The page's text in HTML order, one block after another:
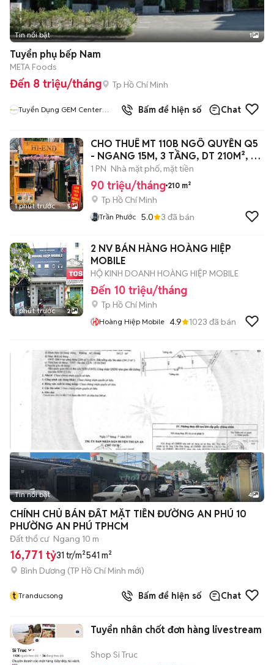
Tin nổi bật 1
Tuyển phụ bếp Nam
META Foods
Đến 8 triệu/tháng Tp Hồ Chí Minh
Tuyển Dụng GEM Center
Bấm để hiện số Chat
1 phút trước 5
CHO THUÊ MT 110B NGÔ QUYỀN Q5
- NGANG 15M, 3 TẦNG, DT 210M², KD
ĐẸP
1 PN Nhà mặt phố, mặt tiền
90 triệu/tháng 210 m²
Tp Hồ Chí Minh
Trần Phước 5.0 3 đã bán
1 phút trước 2
2 NV BÁN HÀNG HOÀNG HIỆP
MOBILE
HỘ KINH DOANH HOÀNG HIỆP MOBILE
Đến 10 triệu/tháng
Tp Hồ Chí Minh
Hoàng Hiệp Mobile 4.9 1023 đã bán
Tin nổi bật 4
CHÍNH CHỦ BÁN ĐẤT MẶT TIỀN ĐƯỜNG AN PHÚ 10
PHƯỜNG AN PHÚ TPHCM
Đất thổ cư Ngang 10 m
16,771 tỷ31 tr/m²541 m²
Bình Dương (TP Hồ Chí Minh mới)
t Tranducsong Bấm để hiện số Chat
Tuyển nhân chốt đơn hàng livestream
Shop Si Truc